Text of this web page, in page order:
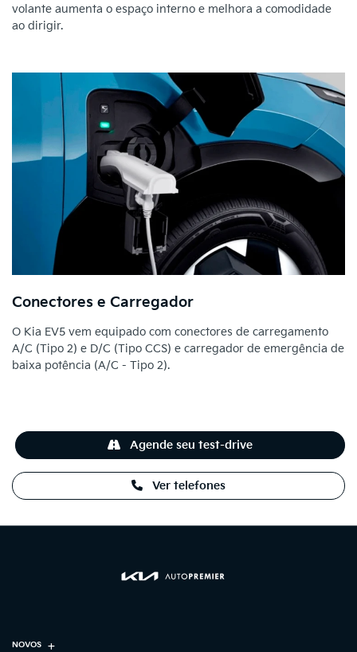
volante aumenta o espaço interno e melhora a comodidade
ao dirigir.
Conectores e Carregador
O Kia EV5 vem equipado com conectores de carregamento
A/C (Tipo 2) e D/C (Tipo CCS) e carregador de emergência de
baixa potência (A/C - Tipo 2).
Ver telefones
Agende seu test-drive
NOVOS